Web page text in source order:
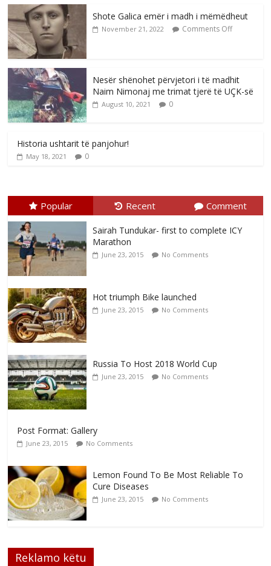
Shote Galica emër i madh i mëmëdheut
November 21, 2022 Comments Off
Nesër shënohet përvjetori i të madhit
Naim Nimonaj me trimat tjerë të UÇK-së
August 10, 2021 0
Historia ushtarit të panjohur!
May 18, 2021 0
Popular Recent Comment
Sairah Tundukar- first to complete ICY
Marathon
June 23, 2015 No Comments
Hot triumph Bike launched
June 23, 2015 No Comments
Russia To Host 2018 World Cup
June 23, 2015 No Comments
Post Format: Gallery
June 23, 2015 No Comments
Lemon Found To Be Most Reliable To
Cure Diseases
June 23, 2015 No Comments
Reklamo këtu